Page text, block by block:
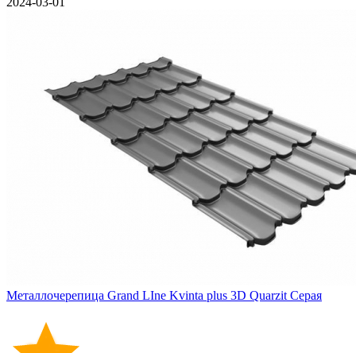
Металлочерепица Grand LIne Kvinta plus 3D Quarzit Серая